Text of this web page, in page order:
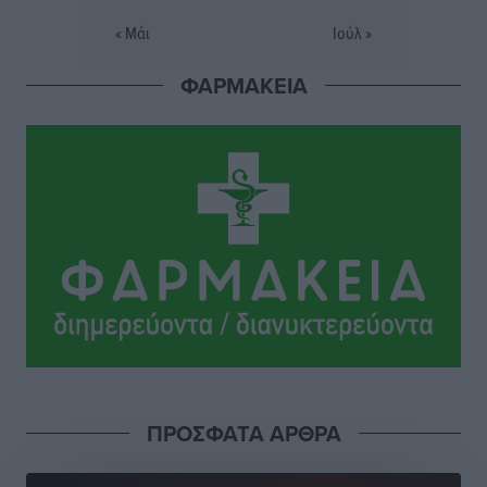
Πού κινούνται οι κρατήσεις last minute σε Ελλάδα
Ειδήσεις• πριν 23 ώρες
Οδηγός στη Ρόδο τράκαρε σταθμευμένο αυτοκίνητο,
παρέσυρε 72χρονο και διέφυγε
πριν 23 ώρες
Το νέο Ειδικό Χωροταξικό για τον Τουρισμό
ξανασχεδιάζει τον επενδυτικό χάρτη της Ρόδου
Υγείας πρέπει να φτάνει σε κάθε γωνιά – Ενισχύουμε
« Μάι Ιούλ »
ΦΑΡΜΑΚΕΙΑ
ΠΡΟΣΦΑΤΑ ΑΡΘΡΑ